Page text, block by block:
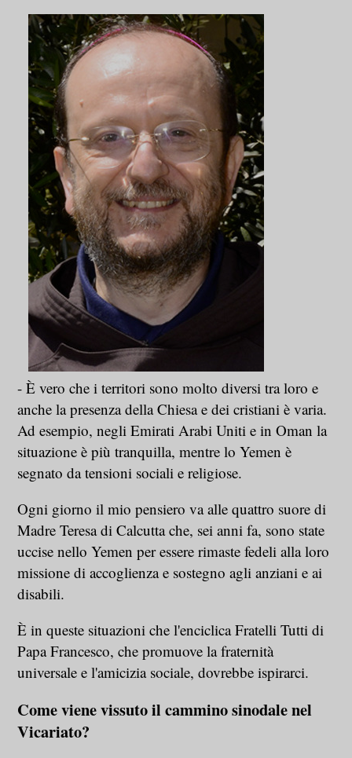
- È vero che i territori sono molto diversi tra loro e
anche la presenza della Chiesa e dei cristiani è varia.
Ad esempio, negli Emirati Arabi Uniti e in Oman la
situazione è più tranquilla, mentre lo Yemen è
segnato da tensioni sociali e religiose.
Ogni giorno il mio pensiero va alle quattro suore di
Madre Teresa di Calcutta che, sei anni fa, sono state
uccise nello Yemen per essere rimaste fedeli alla loro
missione di accoglienza e sostegno agli anziani e ai
disabili.
È in queste situazioni che l'enciclica Fratelli Tutti di
Papa Francesco, che promuove la fraternità
universale e l'amicizia sociale, dovrebbe ispirarci.
Come viene vissuto il cammino sinodale nel
Vicariato?